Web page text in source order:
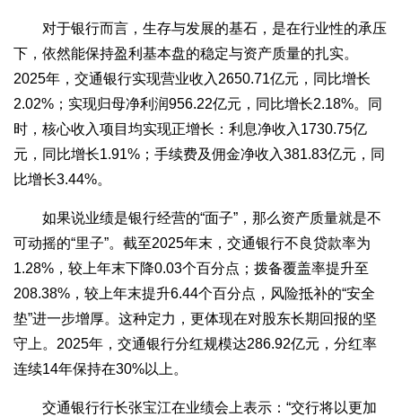
对于银行而言，生存与发展的基石，是在行业性的承压
下，依然能保持盈利基本盘的稳定与资产质量的扎实。
2025年，交通银行实现营业收入2650.71亿元，同比增长
2.02%；实现归母净利润956.22亿元，同比增长2.18%。同
时，核心收入项目均实现正增长：利息净收入1730.75亿
元，同比增长1.91%；手续费及佣金净收入381.83亿元，同
比增长3.44%。
如果说业绩是银行经营的“面子”，那么资产质量就是不
可动摇的“里子”。截至2025年末，交通银行不良贷款率为
1.28%，较上年末下降0.03个百分点；拨备覆盖率提升至
208.38%，较上年末提升6.44个百分点，风险抵补的“安全
垫”进一步增厚。这种定力，更体现在对股东长期回报的坚
守上。2025年，交通银行分红规模达286.92亿元，分红率
连续14年保持在30%以上。
交通银行行长张宝江在业绩会上表示：“交行将以更加